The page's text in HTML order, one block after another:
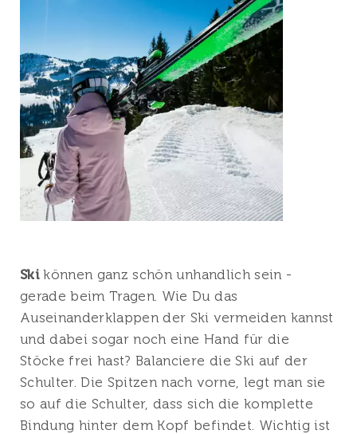
Skikönnen ganz schön unhandlich sein -
gerade beim Tragen. Wie Du das
Auseinanderklappen der Ski vermeiden kannst
und dabei sogar noch eine Hand für die
Stöcke frei hast? Balanciere die Ski auf der
Schulter. Die Spitzen nach vorne, legt man sie
so auf die Schulter, dass sich die komplette
Bindung hinter dem Kopf befindet. Wichtig ist